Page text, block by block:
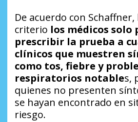
De acuerdo con
criterio los médicos solo
prescribir la prueba a
clínicos que muestren
como tos, fiebre y
respiratorios notables,
quienes no presenten
se hayan encontrado en
riesgo.